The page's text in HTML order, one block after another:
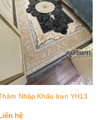
Nhập Khẩu Iran YH13
hệ